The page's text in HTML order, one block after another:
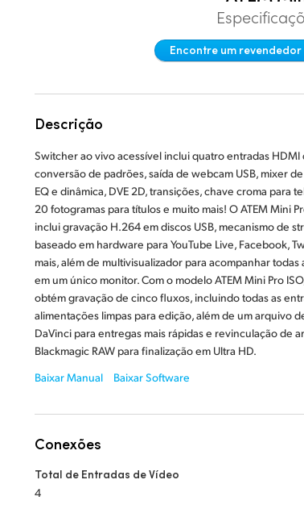
Encontre um revendedor
Descrição
Switcher ao vivo acessível inclui quatro entradas HDMI
conversão de padrões, saída de webcam USB, mixer
EQ e dinâmica, DVE 2D, transições, chave croma para
20 fotogramas para títulos e muito mais! O ATEM Mini
inclui gravação H.264 em discos USB, mecanismo de
baseado em hardware para YouTube Live, Facebook,
mais, além de multivisualizador para acompanhar todas
em um único monitor. Com o modelo ATEM Mini Pro
obtém gravação de cinco fluxos, incluindo todas as
alimentações limpas para edição, além de um arquivo
DaVinci para entregas mais rápidas e revinculação de
Blackmagic RAW para finalização em Ultra HD.
Baixar Manual
Baixar Software
Conexões
Total de Entradas de Vídeo
4